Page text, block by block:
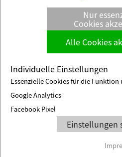
Nur
Cookies
Alle Cookies
Individuelle Einstellungen
Essenzielle Cookies für die Funktion
Google Analytics
Facebook Pixel
Einstellungen